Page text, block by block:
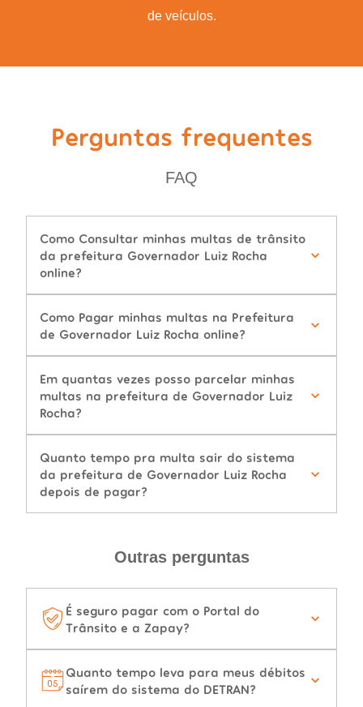
de veículos.
Perguntas frequentes
FAQ
Como Consultar minhas multas de trânsito
da prefeitura Governador Luiz Rocha
online?
Como Pagar minhas multas na Prefeitura
de Governador Luiz Rocha online?
Em quantas vezes posso parcelar minhas
multas na prefeitura de Governador Luiz
Rocha?
Quanto tempo pra multa sair do sistema
da prefeitura de Governador Luiz Rocha
depois de pagar?
Outras perguntas
É seguro pagar com o Portal do
Trânsito e a Zapay?
Quanto tempo leva para meus débitos
saírem do sistema do DETRAN?